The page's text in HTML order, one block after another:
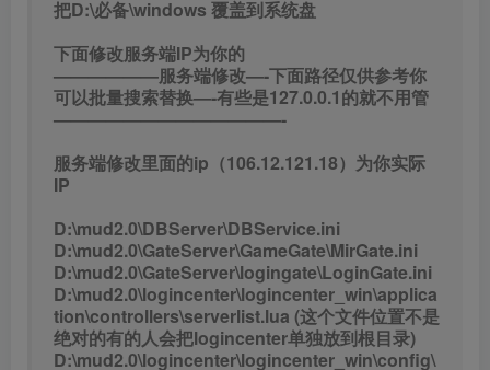
把D:\必备\windows 覆盖到系统盘
下面修改服务端IP为你的
——————服务端修改—-下面路径仅供参考你
可以批量搜索替换—-有些是127.0.0.1的就不用管
—————————————-
服务端修改里面的ip（106.12.121.18）为你实际
IP
D:\mud2.0\DBServer\DBService.ini
D:\mud2.0\GateServer\GameGate\MirGate.ini
D:\mud2.0\GateServer\logingate\LoginGate.ini
D:\mud2.0\logincenter\logincenter_win\applica
tion\controllers\serverlist.lua (这个文件位置不是
绝对的有的人会把logincenter单独放到根目录)
D:\mud2.0\logincenter\logincenter_win\config\